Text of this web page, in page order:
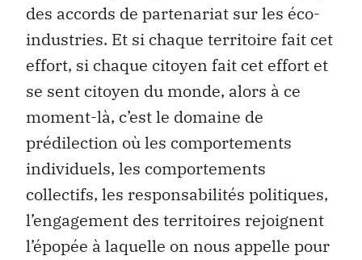
des accords de partenariat sur les éco-
industries. Et si chaque territoire fait cet
effort, si chaque citoyen fait cet effort et
se sent citoyen du monde, alors à ce
moment-là, c’est le domaine de
prédilection où les comportements
individuels, les comportements
collectifs, les responsabilités politiques,
l’engagement des territoires rejoignent
l’épopée à laquelle on nous appelle pour